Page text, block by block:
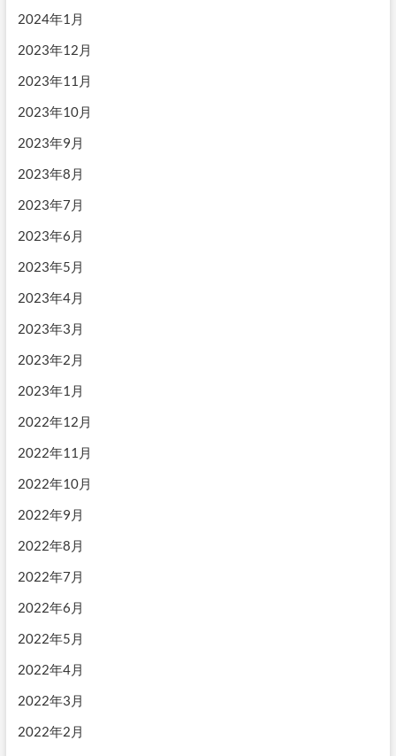
2024年1月
2023年12月
2023年11月
2023年10月
2023年9月
2023年8月
2023年7月
2023年6月
2023年5月
2023年4月
2023年3月
2023年2月
2023年1月
2022年12月
2022年11月
2022年10月
2022年9月
2022年8月
2022年7月
2022年6月
2022年5月
2022年4月
2022年3月
2022年2月